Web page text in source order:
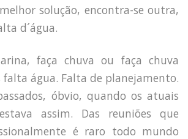
solução, encontra-se outra,
d´água.
faça chuva ou faça chuva
falta água. Falta de planejamento.
óbvio, quando os atuais
assim. Das reuniões que
é raro todo mundo